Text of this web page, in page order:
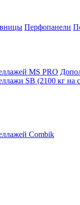
Перфопанели
MS PRO
SB (2100 кг на
Combik